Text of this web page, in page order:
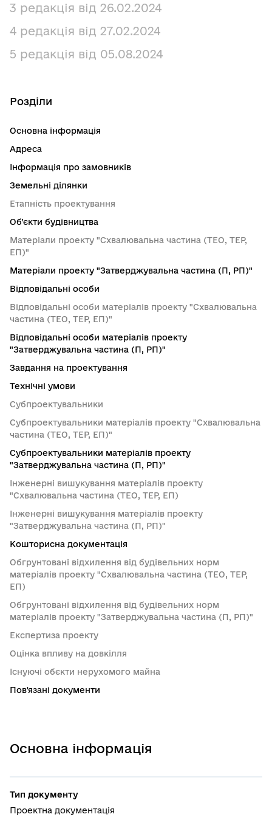
3 редакція від 26.02.2024
4 редакція від 27.02.2024
5 редакція від 05.08.2024
Основна інформація
Тип документу
Проектна документація
Розділи
Основна інформація
Адреса
Інформація про замовників
Земельні ділянки
Етапність проектування
Об’єкти будівництва
Матеріали проекту "Схвалювальна частина (ТЕО, ТЕР,
ЕП)"
Матеріали проекту "Затверджувальна частина (П, РП)"
Відповідальні особи
Відповідальні особи матеріалів проекту "Схвалювальна
частина (ТЕО, ТЕР, ЕП)"
Відповідальні особи матеріалів проекту
"Затверджувальна частина (П, РП)"
Завдання на проектування
Технічні умови
Субпроектувальники
Субпроектувальники матеріалів проекту "Схвалювальна
частина (ТЕО, ТЕР, ЕП)"
Субпроектувальники матеріалів проекту
"Затверджувальна частина (П, РП)"
Інженерні вишукування матеріалів проекту
"Схвалювальна частина (ТЕО, ТЕР, ЕП)
Інженерні вишукування матеріалів проекту
"Затверджувальна частина (П, РП)"
Кошторисна документація
Обгрунтовані відхилення від будівельних норм
матеріалів проекту "Схвалювальна частина (ТЕО, ТЕР,
ЕП)
Обгрунтовані відхилення від будівельних норм
матеріалів проекту "Затверджувальна частина (П, РП)"
Експертиза проекту
Оцінка впливу на довкілля
Існуючі обєкти нерухомого майна
Пов'язані документи